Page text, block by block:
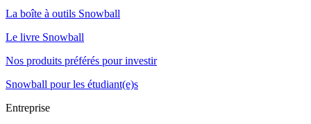
La boîte à outils Snowball
Le livre Snowball
Nos produits préférés pour investir
Snowball pour les étudiant(e)s
Entreprise